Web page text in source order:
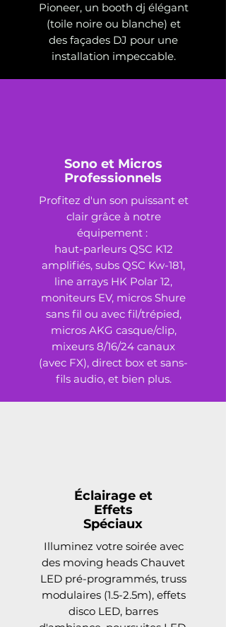
Pioneer, un booth dj élégant
(toile noire ou blanche) et
des façades DJ pour une
installation impeccable.
Sono et Micros
Professionnels
Profitez d'un son puissant et
clair grâce à notre
équipement :
haut-parleurs QSC K12
amplifiés, subs QSC Kw-181,
line arrays HK Polar 12,
moniteurs EV, micros Shure
sans fil ou avec fil/trépied,
micros AKG casque/clip,
mixeurs 8/16/24 canaux
(avec FX), direct box et sans-
fils audio, et bien plus.
Éclairage et
Effets
Spéciaux
Illuminez votre soirée avec
des moving heads Chauvet
LED pré-programmés, truss
modulaires (1.5-2.5m), effets
disco LED, barres